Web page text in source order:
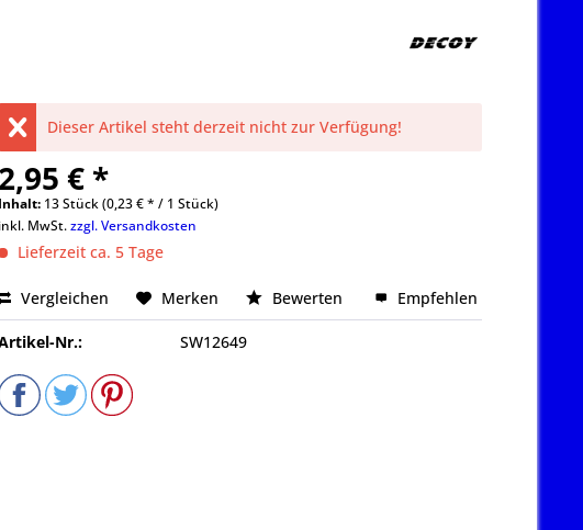
Dieser Artikel steht derzeit nicht zur Verfügung!
2,95 € *
Inhalt: 13 Stück (0,23 € * / 1 Stück)
inkl. MwSt.zzgl. Versandkosten
Lieferzeit ca. 5 Tage
Vergleichen Merken Bewerten Empfehlen
Nr.: SW12649